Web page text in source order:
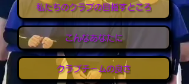
私たちのクラブの目指すところ
こんなあなたに
クラブチームの良さ